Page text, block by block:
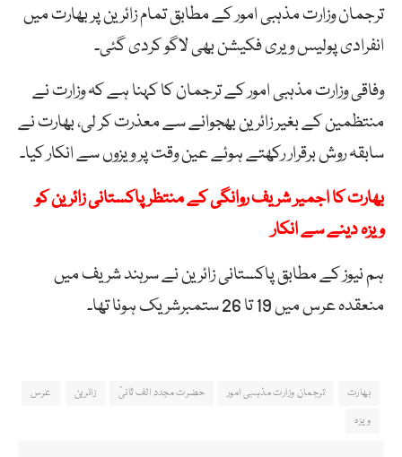
ترجمان وزارت مذہبی امور کے مطابق تمام زائرین پر بھارت میں
انفرادی پولیس ویری فکیشن بھی لاگو کردی گئی۔
وفاقی وزارت مذہبی امور کے ترجمان کا کہنا ہے کہ وزارت نے
منتظمین کے بغیر زائرین بھجوانے سے معذرت کر لی، بھارت نے
سابقہ روش برقرار رکھتے ہوئے عین وقت پر ویزوں سے انکار کیا۔
بھارت کا اجمیر شریف روانگی کے منتظر پاکستانی زائرین کو
ویزہ دینے سے انکار
ہم نیوز کے مطابق پاکستانی زائرین نے سرہند شریف میں
منعقدہ عرس میں 19 تا 26 ستمبرشریک ہونا تھا۔
بھارت ترجمان وزارت مذہبی امور حضرت مجدد الف ثانیؒ زائرین
عرس
ویزہ